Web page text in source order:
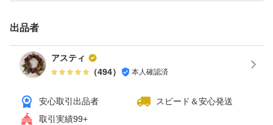
出品者
アスティ
（494） 本人確認済
安心取引出品者
スピード＆安心発送
取引実績99+